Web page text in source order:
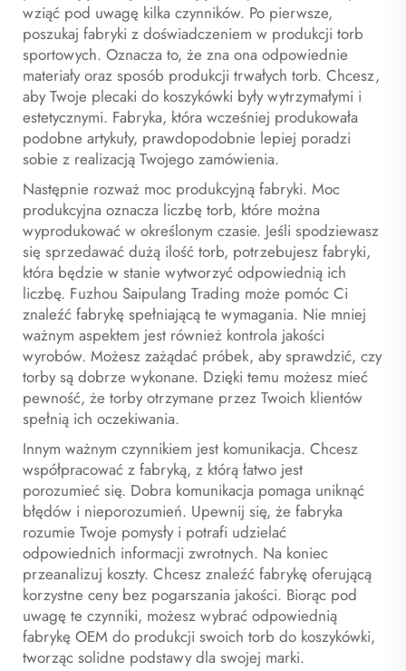
wziąć pod uwagę kilka czynników. Po pierwsze,
poszukaj fabryki z doświadczeniem w produkcji torb
sportowych. Oznacza to, że zna ona odpowiednie
materiały oraz sposób produkcji trwałych torb. Chcesz,
aby Twoje plecaki do koszykówki były wytrzymałymi i
estetycznymi. Fabryka, która wcześniej produkowała
podobne artykuły, prawdopodobnie lepiej poradzi
sobie z realizacją Twojego zamówienia.
Następnie rozważ moc produkcyjną fabryki. Moc
produkcyjna oznacza liczbę torb, które można
wyprodukować w określonym czasie. Jeśli spodziewasz
się sprzedawać dużą ilość torb, potrzebujesz fabryki,
która będzie w stanie wytworzyć odpowiednią ich
liczbę. Fuzhou Saipulang Trading może pomóc Ci
znaleźć fabrykę spełniającą te wymagania. Nie mniej
ważnym aspektem jest również kontrola jakości
wyrobów. Możesz zażądać próbek, aby sprawdzić, czy
torby są dobrze wykonane. Dzięki temu możesz mieć
pewność, że torby otrzymane przez Twoich klientów
spełnią ich oczekiwania.
Innym ważnym czynnikiem jest komunikacja. Chcesz
współpracować z fabryką, z którą łatwo jest
porozumieć się. Dobra komunikacja pomaga uniknąć
błędów i nieporozumień. Upewnij się, że fabryka
rozumie Twoje pomysły i potrafi udzielać
odpowiednich informacji zwrotnych. Na koniec
przeanalizuj koszty. Chcesz znaleźć fabrykę oferującą
korzystne ceny bez pogarszania jakości. Biorąc pod
uwagę te czynniki, możesz wybrać odpowiednią
fabrykę OEM do produkcji swoich torb do koszykówki,
tworząc solidne podstawy dla swojej marki.